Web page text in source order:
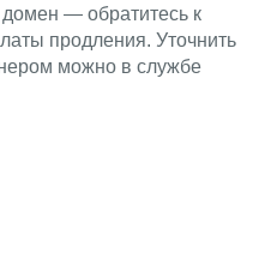
— обратитесь к
продления. Уточнить
можно в службе